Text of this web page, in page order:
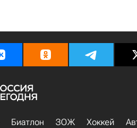
Биатлон ЗОЖ Хоккей